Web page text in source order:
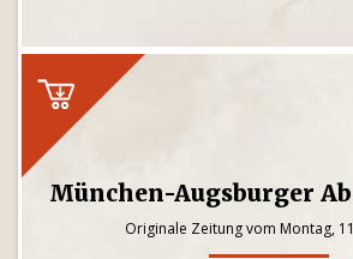
München-Augsburger
Originale Zeitung vom Montag,